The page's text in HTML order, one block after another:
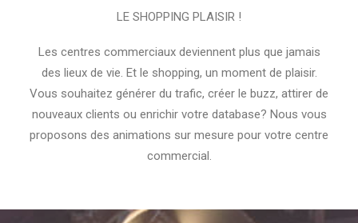
LE SHOPPING PLAISIR !
Les centres commerciaux deviennent plus que jamais
des lieux de vie. Et le shopping, un moment de plaisir.
Vous souhaitez générer du trafic, créer le buzz, attirer de
nouveaux clients ou enrichir votre database? Nous vous
proposons des animations sur mesure pour votre centre
commercial.